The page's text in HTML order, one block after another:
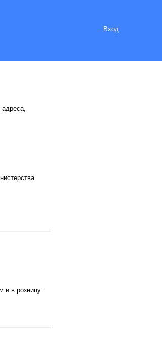
Вход
адреса,
и в розницу.